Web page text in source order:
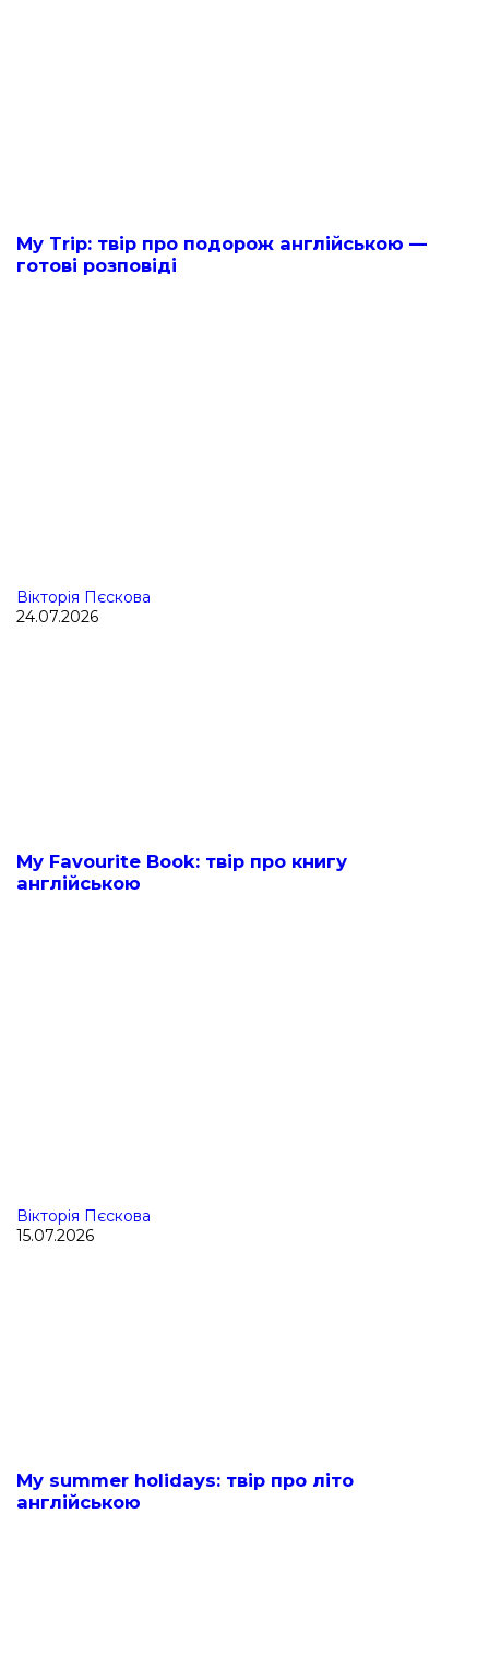
My Trip: твір про подорож англійською —
готові розповіді
Вікторія Пєскова
24.07.2026
My Favourite Book: твір про книгу
англійською
Вікторія Пєскова
15.07.2026
My summer holidays: твір про літо
англійською